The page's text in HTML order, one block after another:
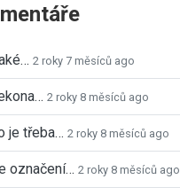
2 roky 7 měsíců ago
2 roky 8 měsíců ago
je třeba… 2 roky 8 měsíců ago
označení… 2 roky 8 měsíců ago